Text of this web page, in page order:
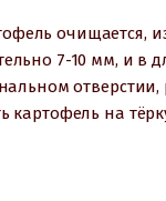
очищается,
7-10 мм, и в
картофель на